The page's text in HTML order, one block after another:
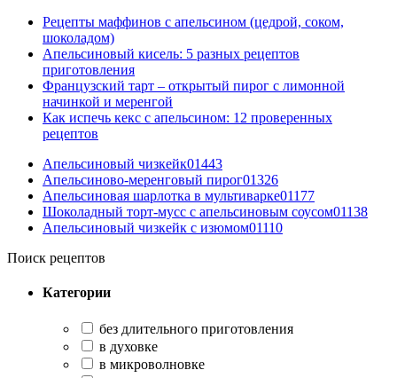
Рецепты маффинов с апельсином (цедрой, соком,
шоколадом)
Апельсиновый кисель: 5 разных рецептов
приготовления
Французский тарт – открытый пирог с лимонной
начинкой и меренгой
Как испечь кекс с апельсином: 12 проверенных
рецептов
Апельсиновый чизкейк01443
Апельсиново-меренговый пирог01326
Апельсиновая шарлотка в мультиварке01177
Шоколадный торт-мусс с апельсиновым соусом01138
Апельсиновый чизкейк с изюмом01110
Поиск рецептов
Категории
без длительного приготовления
в духовке
в микроволновке